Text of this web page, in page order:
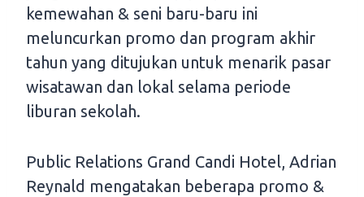
kemewahan & seni baru-baru ini
meluncurkan promo dan program akhir
tahun yang ditujukan untuk menarik pasar
wisatawan dan lokal selama periode
liburan sekolah.
Public Relations Grand Candi Hotel, Adrian
Reynald mengatakan beberapa promo &